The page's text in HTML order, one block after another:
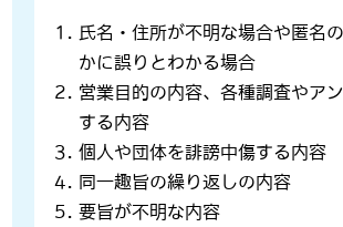
氏名・住所が不明な場合や匿名
かに誤りとわかる場合
営業目的の内容、各種調査やア
する内容
個人や団体を誹謗中傷する内容
同一趣旨の繰り返しの内容
要旨が不明な内容